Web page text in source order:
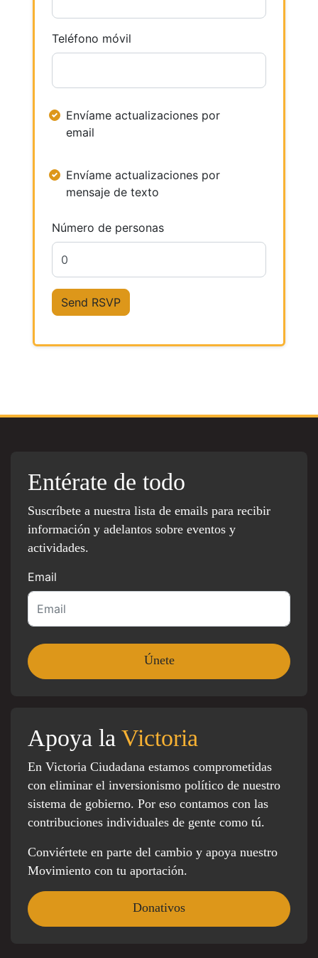
Teléfono móvil
Envíame actualizaciones por
email
Envíame actualizaciones por
mensaje de texto
Número de personas
Entérate de todo
Suscríbete a nuestra lista de emails para recibir
información y adelantos sobre eventos y
actividades.
Email
Apoya la Victoria
En Victoria Ciudadana estamos comprometidas
con eliminar el inversionismo político de nuestro
sistema de gobierno. Por eso contamos con las
contribuciones individuales de gente como tú.
Conviértete en parte del cambio y apoya nuestro
Movimiento con tu aportación.
Donativos